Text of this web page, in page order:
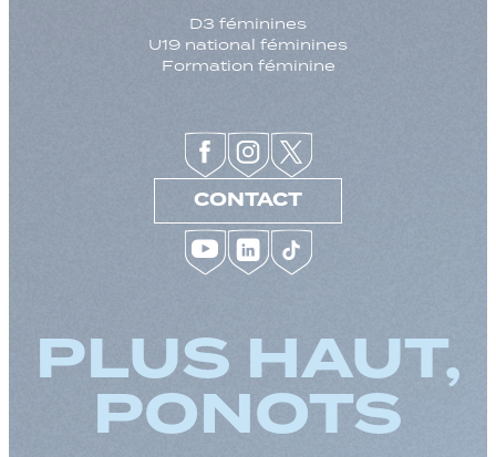
D3 féminines
U19 national féminines
Formation féminine
CONTACT
PLUS HAUT,
PONOTS